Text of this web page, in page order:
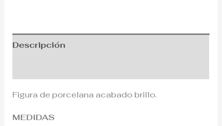
Descripción
Figura de porcelana acabado brillo.
MEDIDAS